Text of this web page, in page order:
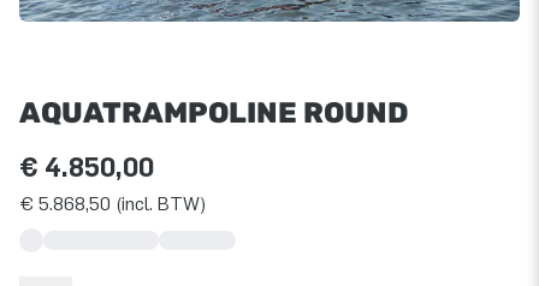
AQUATRAMPOLINE ROUND
€ 4.850,00
€ 5.868,50 (incl. BTW)